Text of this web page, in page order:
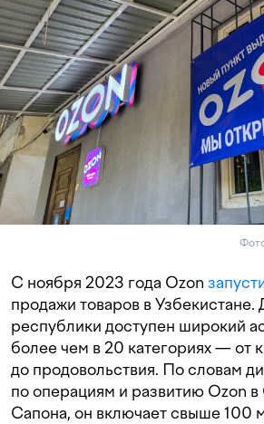
С ноября 2023 года Ozon
продажи товаров в Узбекистане.
республики доступен широкий
более чем в 20 категориях — от
до продовольствия. По словам
по операциям и развитию Ozon
Сапона, он включает свыше 100